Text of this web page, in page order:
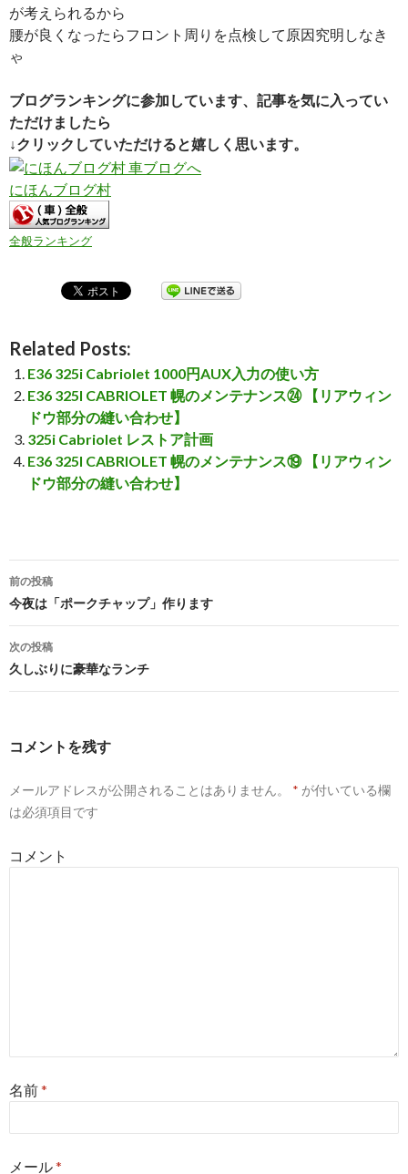
が考えられるから
腰が良くなったらフロント周りを点検して原因究明しなき
ゃ
ブログランキングに参加しています、記事を気に入ってい
ただけましたら
↓クリックしていただけると嬉しく思います。
にほんブログ村
全般ランキング
Related Posts:
E36 325i Cabriolet 1000円AUX入力の使い方
E36 325I CABRIOLET 幌のメンテナンス㉔ 【リアウィン
ドウ部分の縫い合わせ】
325i Cabriolet レストア計画
E36 325I CABRIOLET 幌のメンテナンス⑲ 【リアウィン
ドウ部分の縫い合わせ】
投
稿
ナ
ゲ
シ
ン
前の投稿
今夜は「ポークチャップ」作ります
次の投稿
久しぶりに豪華なランチ
コメントを残す
メールアドレスが公開されることはありません。 * が付いている欄
は必須項目です
コメント
名前*
メール*